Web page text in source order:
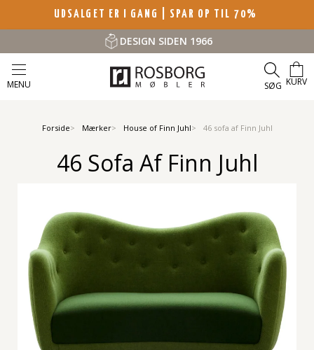
UDSALGET ER I GANG | SPAR OP TIL 70%
DESIGN SIDEN 1966
MENU SØG KURV
Forside Mærker House of Finn Juhl 46 sofa af Finn Juhl
46 Sofa Af Finn Juhl